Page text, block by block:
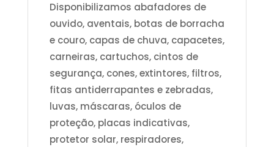
Disponibilizamos abafadores de
ouvido, aventais, botas de borracha
e couro, capas de chuva, capacetes,
carneiras, cartuchos, cintos de
segurança, cones, extintores, filtros,
fitas antiderrapantes e zebradas,
luvas, máscaras, óculos de
proteção, placas indicativas,
protetor solar, respiradores,